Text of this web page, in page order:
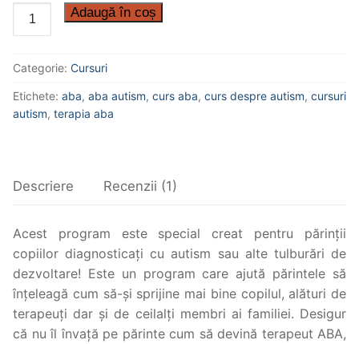
Adaugă în coș
Categorie: Cursuri
Etichete: aba, aba autism, curs aba, curs despre autism, cursuri
autism, terapia aba
Descriere Recenzii (1)
Acest program este special creat pentru părinții
copiilor diagnosticați cu autism sau alte tulburări de
dezvoltare! Este un program care ajută părintele să
înțeleagă cum să-și sprijine mai bine copilul, alături de
terapeuți dar și de ceilalți membri ai familiei. Desigur
că nu îl învață pe părinte cum să devină terapeut ABA,